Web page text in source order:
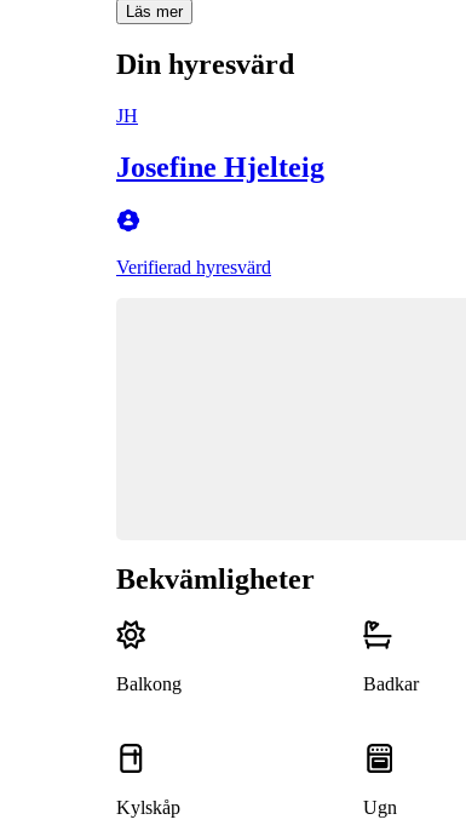
Läs mer
Din hyresvärd
JH
Josefine Hjelteig
Verifierad hyresvärd
Bekvämligheter
Balkong Badkar
Kylskåp Ugn